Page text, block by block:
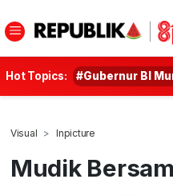
Hot Topics: #Gubernur BI
Visual Inpicture
Mudik